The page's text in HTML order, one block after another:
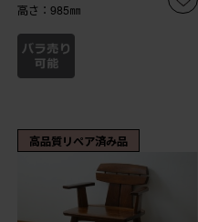
高さ：985㎜
高品質リペア済み品